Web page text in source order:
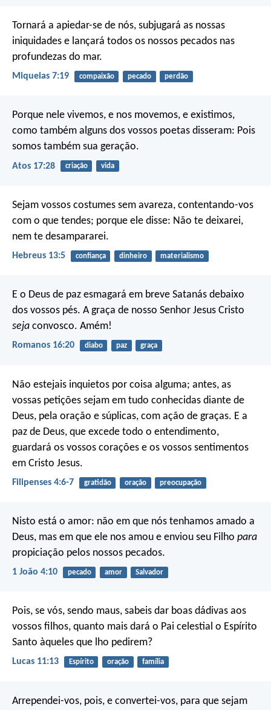
Tornará a apiedar-se de nós, subjugará as nossas
iniquidades e lançará todos os nossos pecados nas
profundezas do mar.
Miqueias 7:19 compaixão pecado perdão
Porque nele vivemos, e nos movemos, e existimos,
como também alguns dos vossos poetas disseram: Pois
somos também sua geração.
Atos 17:28 criação vida
Sejam vossos costumes sem avareza, contentando-vos
com o que tendes; porque ele disse: Não te deixarei,
nem te desampararei.
Hebreus 13:5 confiança dinheiro materialismo
E o Deus de paz esmagará em breve Satanás debaixo
dos vossos pés. A graça de nosso Senhor Jesus Cristo
seja convosco. Amém!
Romanos 16:20 diabo paz graça
Não estejais inquietos por coisa alguma; antes, as
vossas petições sejam em tudo conhecidas diante de
Deus, pela oração e súplicas, com ação de graças. E a
paz de Deus, que excede todo o entendimento,
guardará os vossos corações e os vossos sentimentos
em Cristo Jesus.
Filipenses 4:6-7 gratidão oração preocupação
Nisto está o amor: não em que nós tenhamos amado a
Deus, mas em que ele nos amou e enviou seu Filho para
propiciação pelos nossos pecados.
1 João 4:10 pecado amor Salvador
Pois, se vós, sendo maus, sabeis dar boas dádivas aos
vossos filhos, quanto mais dará o Pai celestial o Espírito
Santo àqueles que lho pedirem?
Lucas 11:13 Espírito oração família
Arrependei-vos, pois, e convertei-vos, para que sejam